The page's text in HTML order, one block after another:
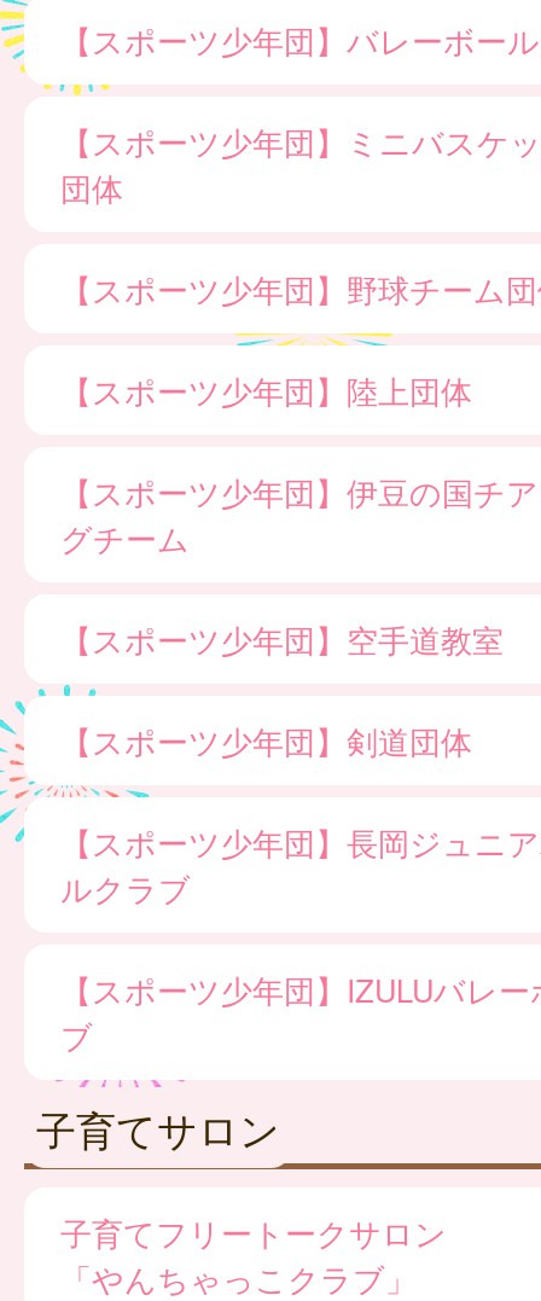
【スポーツ少年団】バレーボー
【スポーツ少年団】ミニバスケ
団体
【スポーツ少年団】野球チーム
【スポーツ少年団】陸上団体
【スポーツ少年団】伊豆の国チ
グチーム
【スポーツ少年団】空手道教室
【スポーツ少年団】剣道団体
【スポーツ少年団】長岡ジュニ
ルクラブ
【スポーツ少年団】IZULUバレ
ブ
子育てサロン
子育てフリートークサロン
「やんちゃっこクラブ」